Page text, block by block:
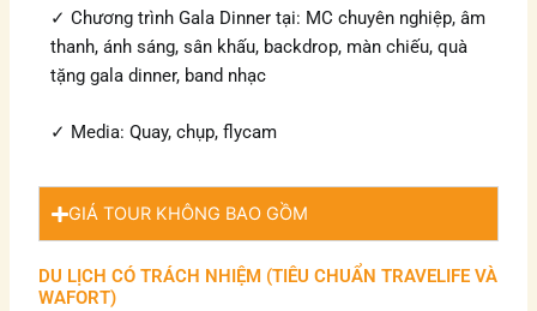
✓ Chương trình Gala Dinner tại: MC chuyên nghiệp, âm
thanh, ánh sáng, sân khấu, backdrop, màn chiếu, quà
tặng gala dinner, band nhạc
✓ Media: Quay, chụp, flycam
GIÁ TOUR KHÔNG BAO GỒM
DU LỊCH CÓ TRÁCH NHIỆM (TIÊU CHUẨN TRAVELIFE VÀ
WAFORT)